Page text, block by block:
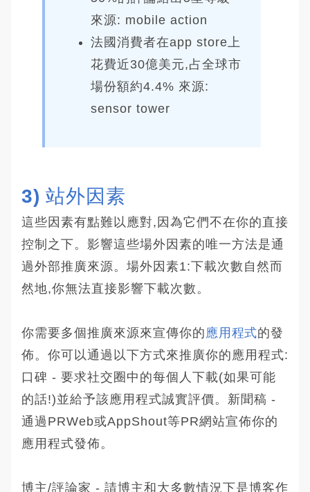
來源: mobile action
法國消費者在app store上
花費近30億美元,占全球市
場份額約4.4% 來源:
sensor tower
3) 站外因素
這些因素有點難以應對,因為它們不在你的直接
控制之下。影響這些場外因素的唯一方法是通
過外部推廣來源。場外因素1:下載次數自然而
然地,你無法直接影響下載次數。
你需要多個推廣來源來宣傳你的 應用程式的發
佈。你可以通過以下方式來推廣你的應用程式:
口碑 - 要求社交圈中的每個人下載(如果可能
的話!)並給予該應用程式誠實評價。新聞稿 -
通過PRWeb或AppShout等PR網站宣佈你的
應用程式發佈。
博主/評論家 - 請博主和大多數情況下是博客作